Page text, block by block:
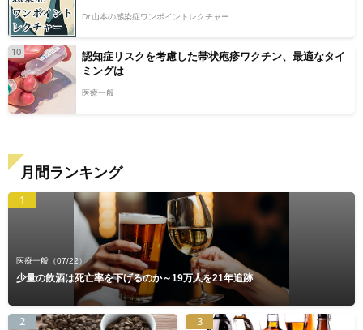
Dr.山本の感染症ワンポイントレクチャー
10
認知症リスクを考慮した帯状疱疹ワクチン、最適なタイ
ミングは
医療一般
月間ランキング
1
医療一般 （07/22）
少量の飲酒は死亡率を下げるのか～19万人を21年追跡
2 3